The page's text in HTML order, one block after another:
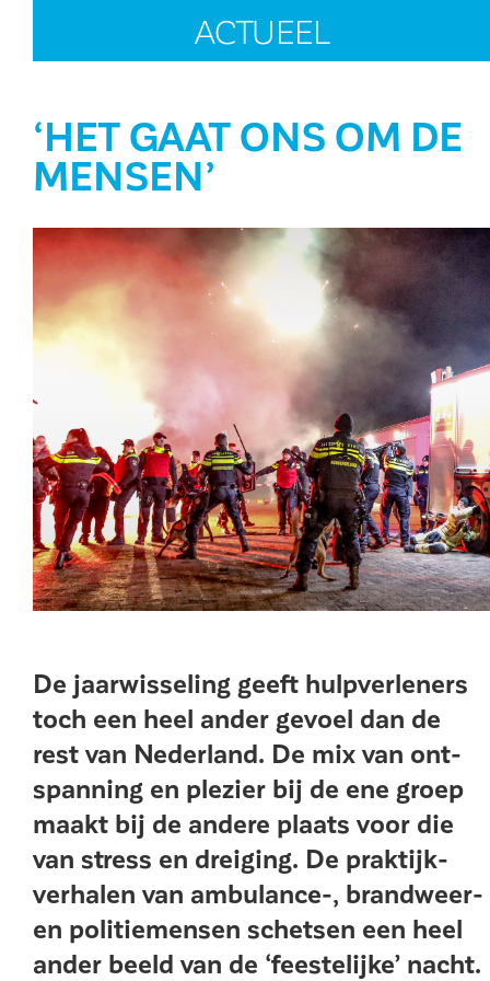
ACTUEEL
‘HET GAAT ONS OM DE
MENSEN’
De jaarwisseling geeft hulpverleners
toch een heel ander gevoel dan de
rest van Nederland. De mix van ont­
spanning en plezier bij de ene groep
maakt bij de andere plaats voor die
van stress en dreiging. De praktijk­
verhalen van ambulance-, brandweer-
en politiemensen schetsen een heel
ander beeld van de ‘feestelijke’ nacht.